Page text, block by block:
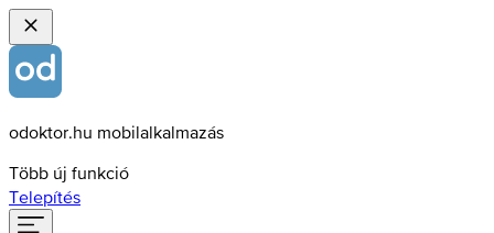
odoktor.hu mobilalkalmazás
Több új funkció
Telepítés